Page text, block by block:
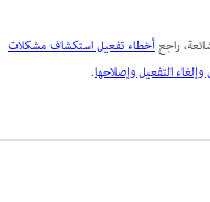
راجعأخطاء تفعيل استكشاف مشكلات
التفعيل وإصلاحها.